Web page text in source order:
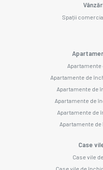
Spații
Apartamente de
Apartamente de
Apartamente de
Apartamente de
Apartamente
Case
Case vile
Case vile de